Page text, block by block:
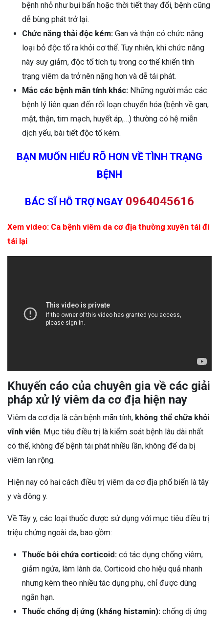
bệnh nhỏ như bụi bẩn hoặc thời tiết thay đổi, bệnh cũng
dễ bùng phát trở lại.
Chức năng thải độc kém: Gan và thận có chức năng
loại bỏ độc tố ra khỏi cơ thể. Tuy nhiên, khi chức năng
này suy giảm, độc tố tích tụ trong cơ thể khiến tình
trạng viêm da trở nên nặng hơn và dễ tái phát.
Mắc các bệnh mãn tính khác: Những người mắc các
bệnh lý liên quan đến rối loạn chuyển hóa (bệnh về gan,
mật, thận, tim mạch, huyết áp,…) thường có hệ miễn
dịch yếu, bài tiết độc tố kém.
BẠN MUỐN HIỂU RÕ HƠN VỀ TÌNH TRẠNG
BỆNH
BÁC SĨ HỖ TRỢ NGAY 0964045616
Xem video: Ca bệnh viêm da cơ địa thường xuyên tái đi
tái lại
Khuyến cáo của chuyên gia về các giải
pháp xử lý viêm da cơ địa hiện nay
Viêm da cơ địa là căn bệnh mãn tính, không thể chữa khỏi
vĩnh viễn. Mục tiêu điều trị là kiểm soát bệnh lâu dài nhất
có thể, không để bệnh tái phát nhiều lần, không để da bị
viêm lan rộng.
Hiện nay có hai cách điều trị viêm da cơ địa phổ biến là tây
y và đông y.
Về Tây y, các loại thuốc được sử dụng với mục tiêu điều trị
triệu chứng ngoài da, bao gồm:
Thuốc bôi chứa corticoid: có tác dụng chống viêm,
giảm ngứa, làm lành da. Corticoid cho hiệu quả nhanh
nhưng kèm theo nhiều tác dụng phụ, chỉ được dùng
ngắn hạn.
Thuốc chống dị ứng (kháng histamin): chống dị ứng